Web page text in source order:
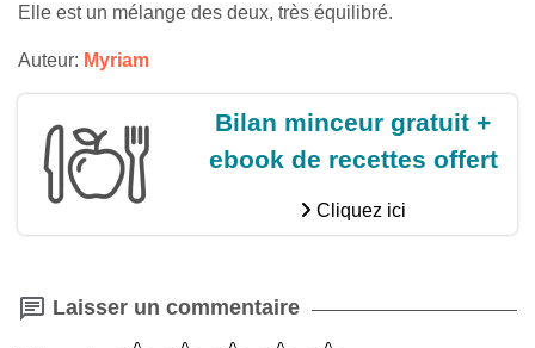
Elle est un mélange des deux, très équilibré.
Auteur: Myriam
Bilan minceur gratuit +
ebook de recettes offert
Cliquez ici
Laisser un commentaire